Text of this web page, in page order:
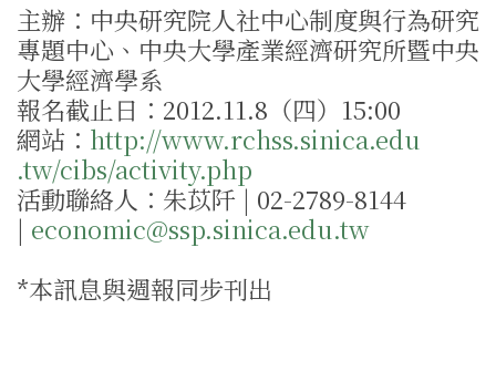
主辦：中央研究院人社中心制度與行為研究
專題中心、中央大學產業經濟研究所暨中央
大學經濟學系
報名截止日：2012.11.8（四）15:00
網站： http://www.r​chss.sinica.edu​
.tw/cibs/activi​ty.php
活動聯絡人：朱苡阡 | 02-2789-8144
| economic@ssp.si​nica.edu.tw
*本訊息與週報同步刊出